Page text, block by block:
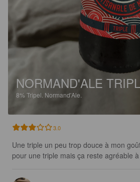
NORMAND'ALE
8% Tripel. Normand'Ale.
3.0
Une triple un peu trop douce à mon
pour une triple mais ça reste agréable